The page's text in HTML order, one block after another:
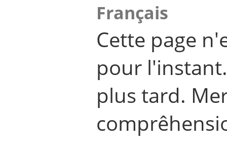
Français
Cette page
pour
plus tard.